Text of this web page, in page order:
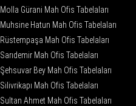
Molla Gürani Mah Ofis Tabelaları
Muhsine Hatun Mah Ofis Tabelaları
Rüstempaşa Mah Ofis Tabelaları
Sarıdemir Mah Ofis Tabelaları
Şehsuvar Bey Mah Ofis Tabelaları
Silivrikapı Mah Ofis Tabelaları
Sultan Ahmet Mah Ofis Tabelaları